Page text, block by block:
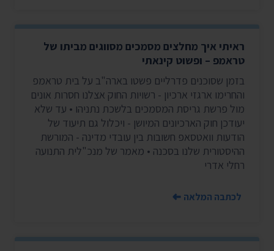
ראיתי איך מחלצים מסמכים מסווגים מביתו של
טראמפ – ופשוט קינאתי
בזמן שסוכנים פדרליים פשטו בארה"ב על בית טראמפ
והחרימו ארגזי ארכיון - רשויות החוק אצלנו חסרות אונים
מול פרשת גריסת המסמכים בלשכת נתניהו • עד שלא
יעודכן חוק הארכיונים המיושן - ויכלול גם תיעוד של
הודעות וואטסאפ חשובות בין עובדי מדינה - המורשת
ההיסטורית שלנו בסכנה • מאמר של מנכ"לית התנועה
רחלי אדרי
לכתבה המלאה